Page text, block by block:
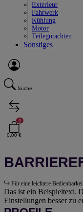
Exterieur
Fahrwerk
Kühlung
Motor
Teilegutachten
Sonstiges
Suche
0
0,00 €
Für eine leichtere
Das ist ein Beispieltext.
Einstellungen besser zu